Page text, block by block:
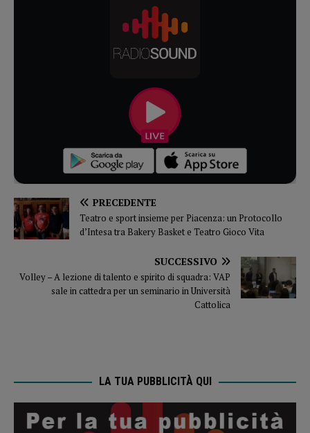
PRECEDENTE
Teatro e sport insieme per Piacenza: un Protocollo
d’Intesa tra Bakery Basket e Teatro Gioco Vita
SUCCESSIVO
Volley – A lezione di talento e spirito di squadra: VAP
sale in cattedra per un seminario in Università
Cattolica
LA TUA PUBBLICITÀ QUI